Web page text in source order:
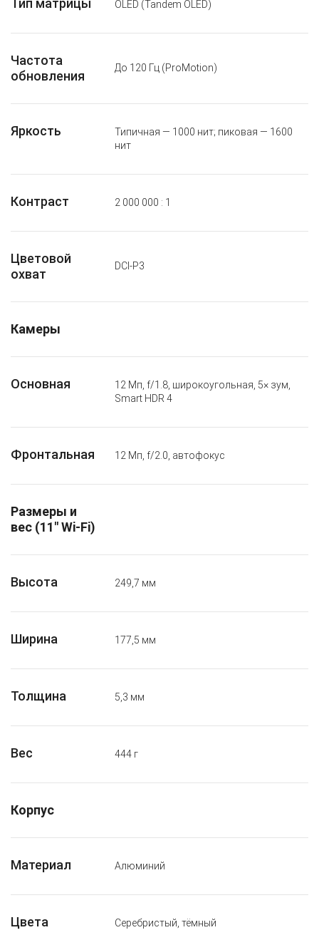
Тип матрицы OLED (Tandem OLED)
Частота
обновления
До 120 Гц (ProMotion)
Яркость
Типичная — 1000 нит; пиковая — 1600
нит
Контраст 2 000 000 : 1
Цветовой
охват
DCI-P3
Камеры
Основная
12 Мп, f/1.8, широкоугольная, 5× зум,
Smart HDR 4
Фронтальная 12 Мп, f/2.0, автофокус
Размеры и
вес (11″ Wi-Fi)
Высота 249,7 мм
Ширина 177,5 мм
Толщина 5,3 мм
Вес 444 г
Корпус
Материал Алюминий
Цвета Серебристый, тёмный